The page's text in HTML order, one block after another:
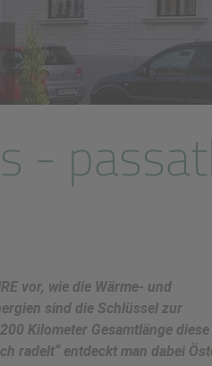
-
vor, wie die Wärme- und
sind die Schlüssel zur
Kilometer Gesamtlänge diese
radelt“ entdeckt man dabei